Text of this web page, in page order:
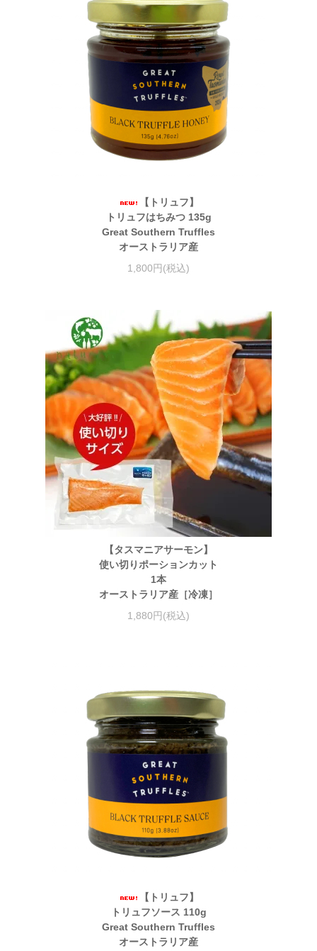
【トリュフ】
トリュフはちみつ 135g
Great Southern Truffles
オーストラリア産
1,800円(税込)
【タスマニアサーモン】
使い切りポーションカット
1本
オーストラリア産［冷凍］
1,880円(税込)
【トリュフ】
トリュフソース 110g
Great Southern Truffles
オーストラリア産